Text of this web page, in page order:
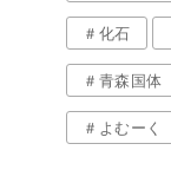
＃化石
＃青森国体
＃よむーく